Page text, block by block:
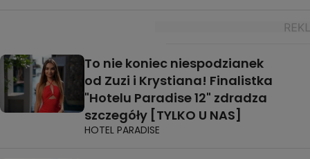
To nie koniec niespodzianek
od Zuzi i Krystiana! Finalistka
"Hotelu Paradise 12" zdradza
szczegóły [TYLKO U NAS]
HOTEL PARADISE